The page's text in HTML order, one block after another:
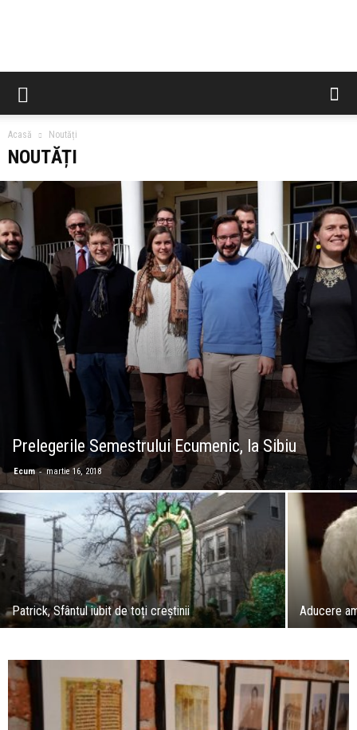
CCES
Acasă Noutăți
NOUTĂȚI
Prelegerile Semestrului Ecumenic, la Sibiu
Ecum - martie 16, 2018
Patrick, Sfântul iubit de toți creștinii Aducere